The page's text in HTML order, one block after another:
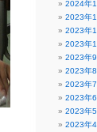
2024年1
2023年
2023年
2023年
2023年9
2023年8
2023年7
2023年6
2023年5
2023年4